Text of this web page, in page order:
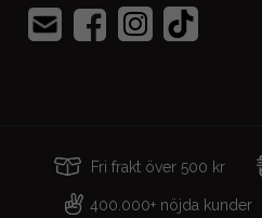
Fri frakt över 500 kr
400.000+ nöjda kunder